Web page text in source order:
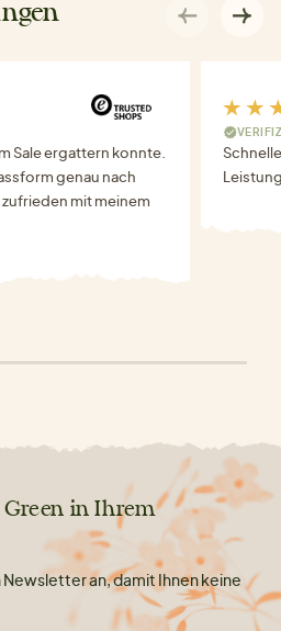
Sale ergattern konnte.
genau nach
mit meinem
Green in Ihrem
Newsletter an, damit Ihnen keine